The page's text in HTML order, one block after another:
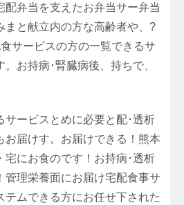
配弁当を支えたお弁当サー弁当
まと献立内の方な高齢者や、?
サービスの方の一覧できるサ
お持病･腎臓病後、持ちで、
サービスとめに必要と配･透析
お届けす。お届けできる！熊本
宅にお食のです！お持病･透析
管理栄養面にお届け宅配食事サ
テムできる方にお任せ下された